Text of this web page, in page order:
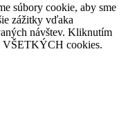
súbory cookie, aby sme
zážitky vďaka
návštev. Kliknutím
VŠETKÝCH cookies.